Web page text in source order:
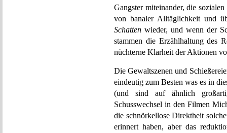
Gangster miteinander, die
von banaler Alltäglichkeit und
Schatten wieder, und wenn der
stammen die Erzählhaltung des
nüchterne Klarheit der Aktionen
Die Gewaltszenen und
eindeutig zum Besten was es in
(und sind auf ähnlich
Schusswechsel in den Filmen
die schnörkellose Direktheit
erinnert haben, aber das